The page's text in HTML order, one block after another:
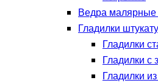
Ведра
Гладилки
Гладилки
Гладилки с
Гладилки